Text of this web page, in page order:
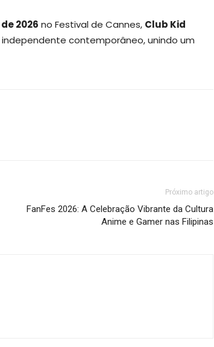
2026 no Festival de Cannes, Club Kid
contemporâneo, unindo um
Próximo artigo
FanFes 2026: A Celebração Vibrante da Cultura
Anime e Gamer nas Filipinas